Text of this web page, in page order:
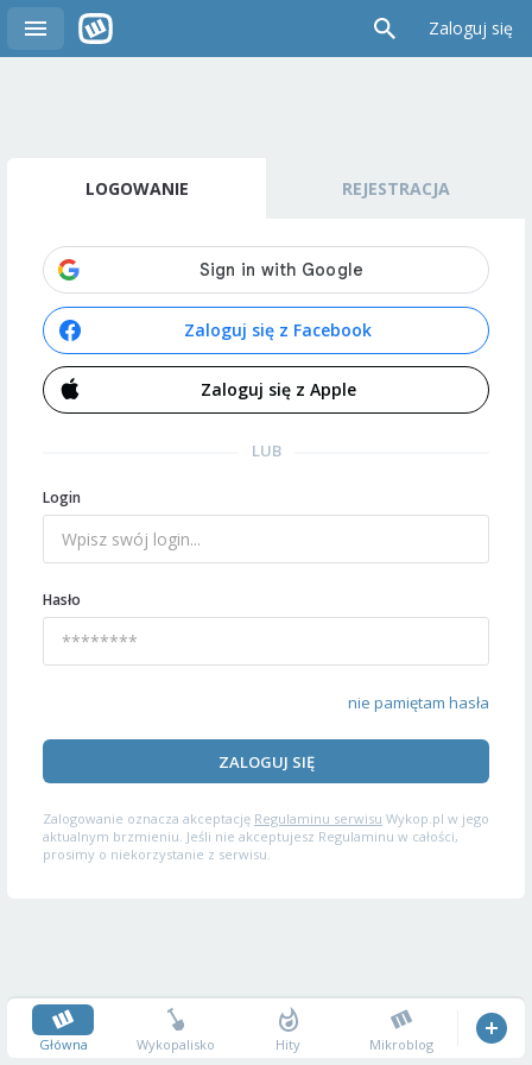
Zaloguj się
LOGOWANIE REJESTRACJA
Zaloguj się z Facebook
Zaloguj się z Apple
LUB
Login
Hasło
nie pamiętam hasła
ZALOGUJ SIĘ
Zalogowanie oznacza akceptację Regulaminu serwisu Wykop.pl w jego
aktualnym brzmieniu. Jeśli nie akceptujesz Regulaminu w całości,
prosimy o niekorzystanie z serwisu.
Główna Wykopalisko Hity Mikroblog